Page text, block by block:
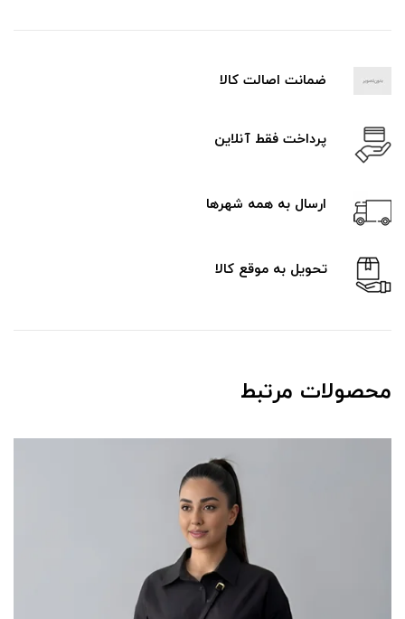
ضمانت اصالت کالا
پرداخت فقط آنلاین
ارسال به همه شهرها
تحویل به موقع کالا
محصولات مرتبط